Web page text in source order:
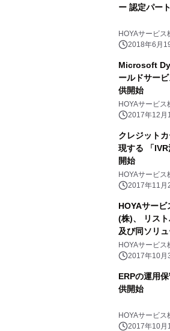
ー 認定パー
HOYAサービス
2018年6月
Microsoft
ールドサー
供開始
HOYAサービス
2017年12月
クレジット
現する 「
開始
HOYAサービス
2017年11月
HOYAサー
(株)、 リスト
及び同ソリ
HOYAサービス
2017年10月
ERPの運用
供開始
HOYAサービス
2017年10月